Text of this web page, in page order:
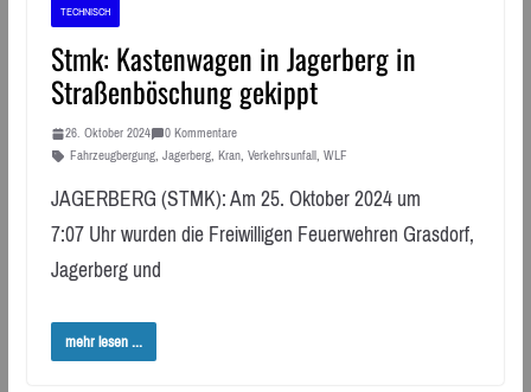
TECHNISCH
Stmk: Kastenwagen in Jagerberg in
Straßenböschung gekippt
26. Oktober 2024
0 Kommentare
Fahrzeugbergung, Jagerberg, Kran, Verkehrsunfall, WLF
JAGERBERG (STMK): Am 25. Oktober 2024 um
7:07 Uhr wurden die Freiwilligen Feuerwehren Grasdorf,
Jagerberg und
mehr lesen ...